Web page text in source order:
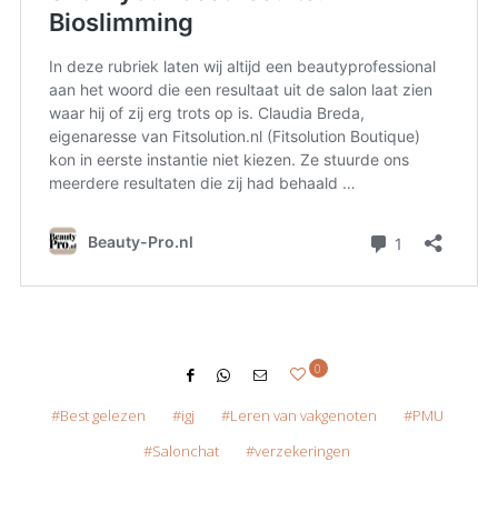
0
Best gelezen igj Leren van vakgenoten
PMU
Salonchat
verzekeringen